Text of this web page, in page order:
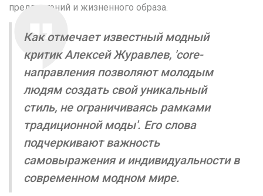
предпочтений и жизненного образа.
Как отмечает известный модный
критик Алексей Журавлев, 'core-
направления позволяют молодым
людям создать свой уникальный
стиль, не ограничиваясь рамками
традиционной моды'. Его слова
подчеркивают важность
самовыражения и индивидуальности в
современном модном мире.